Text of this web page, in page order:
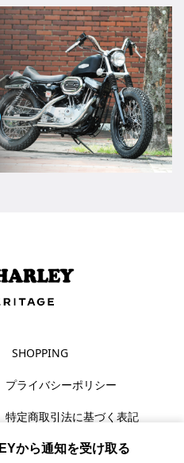
SHOPPING
プライバシーポリシー
特定商取引法に基づく表記
から通知を受け取る